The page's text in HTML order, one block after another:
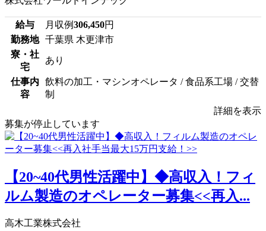
給与 月収例306,450円
勤務地
千葉県 木更津市
寮・社
宅
あり
仕事内
容
飲料の加工・マシンオペレータ / 食品系工場 / 交替
制
詳細を表示
募集が停止しています
【20~40代男性活躍中】◆高収入！フィ
ルム製造のオペレーター募集<<再入...
高木工業株式会社